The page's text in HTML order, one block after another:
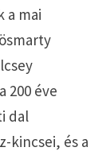
a mai
200 éve
dal
kincsei, és a